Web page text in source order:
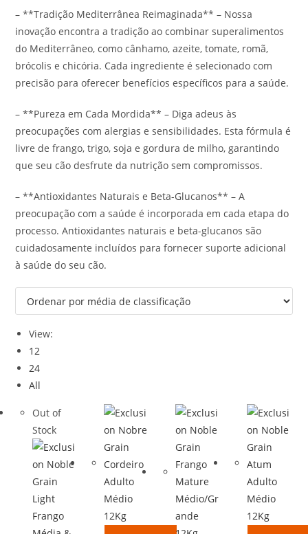
– **Tradição Mediterrânea Reimaginada** – Nossa
inovação encontra a tradição ao combinar superalimentos
do Mediterrâneo, como cânhamo, azeite, tomate, romã,
brócolis e chicória. Cada ingrediente é selecionado com
precisão para oferecer benefícios específicos para a saúde.
– **Pureza em Cada Mordida** – Diga adeus às
preocupações com alergias e sensibilidades. Esta fórmula é
livre de frango, trigo, soja e gordura de milho, garantindo
que seu cão desfrute da nutrição sem compromissos.
– **Antioxidantes Naturais e Beta-Glucanos** – A
preocupação com a saúde é incorporada em cada etapa do
processo. Antioxidantes naturais e beta-glucanos são
cuidadosamente incluídos para fornecer suporte adicional
à saúde do seu cão.
View:
12
24
All
Out of
Stock